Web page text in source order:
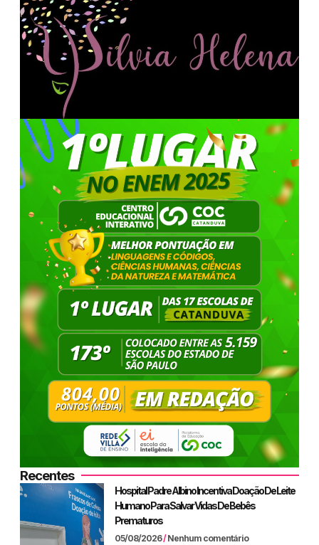
Recentes
Hospital Padre Albino Incentiva Doação De Leite
Humano Para Salvar Vidas De Bebês
Prematuros
05/08/2026 Nenhum comentário